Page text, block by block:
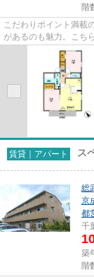
階
こだわりポイント満載
があるのも魅力。こち
はアパートです。当社
賃貸｜アパート ス
総
京
都
千
築
階